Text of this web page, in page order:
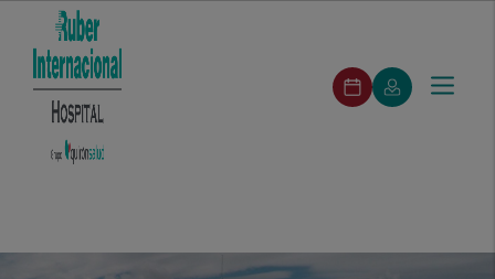
ruber-
pedirCita
Pedir
cita
Mi
Quirónsalud
Toggle
Menú